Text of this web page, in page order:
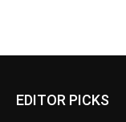
EDITOR PICKS